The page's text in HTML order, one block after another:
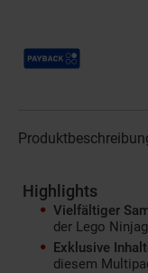
Payback Punkte
Highlights
Vielfältiger
der Lego
Exklusive
diesem